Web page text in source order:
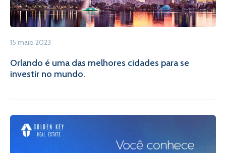
15 maio 2023
Orlando é uma das melhores cidades para se
investir no mundo.